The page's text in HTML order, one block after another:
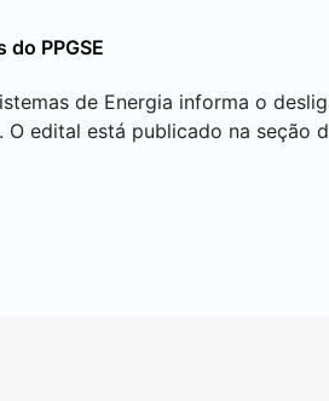
PPGSE
de Energia informa o
edital está publicado na seção